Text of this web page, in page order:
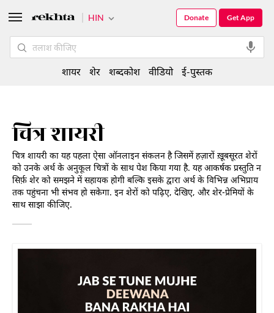
चित्र शायरी
चित्र शायरी का यह पहला ऐसा ऑनलाइन संकलन है जिसमें हज़ारों ख़ूबसूरत शेरों
को उनके अर्थ के अनुकूल चित्रों के साथ पेश किया गया है. यह आकर्षक प्रस्तुति न
सिर्फ़ शेर को समझने में सहायक होगी बल्कि इसके द्वारा अर्थ के विभिन्न अभिप्राय
तक पहुंचना भी संभव हो सकेगा. इन शेरों को पढ़िए, देखिए, और शेर-प्रेमियों के
साथ साझा कीजिए.
HIN Get App
Donate
शायर शेर शब्दकोश वीडियो ई-पुस्तक